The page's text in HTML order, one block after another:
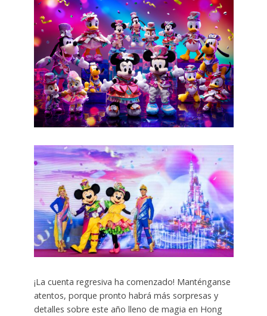
¡La cuenta regresiva ha comenzado! Manténganse
atentos, porque pronto habrá más sorpresas y
detalles sobre este año lleno de magia en Hong